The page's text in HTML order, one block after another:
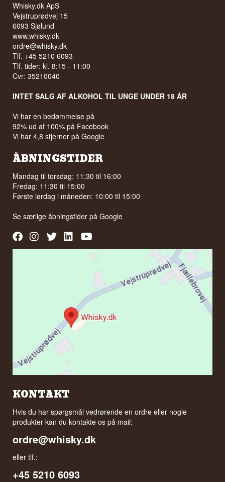
Whisky.dk ApS
Vejstruprødvej 15
6093 Sjølund
www.whisky.dk
ordre@whisky.dk
Tlf. +45 5210 6093
Tlf. tider: kl. 8:15 - 11:00
Cvr: 35210040
INTET SALG AF ALKOHOL TIL UNGE UNDER 18 ÅR
Vi har en bedømmelse på
92% ud af 100% på Facebook
Vi har 4,8 stjerner på Google
ÅBNINGSTIDER
Mandag til torsdag: 11:30 til 16:00
Fredag: 11:30 til 15:00
Første lørdag i måneden: 10:00 til 15:00
Se særlige åbningstider påGoogle
KONTAKT
Hvis du har spørgsmål vedrørende en ordre eller nogle
produkter kan du kontakte os på mail:
ordre@whisky.dk
eller tlf.:
+45 5210 6093